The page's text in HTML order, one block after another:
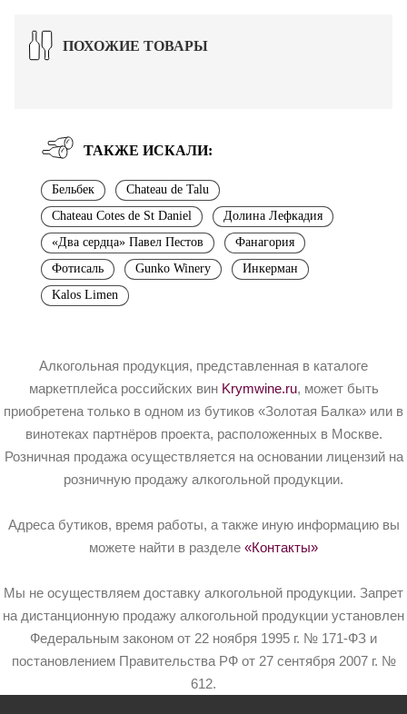
ПОХОЖИЕ ТОВАРЫ
ТАКЖЕ ИСКАЛИ:
Бельбек
Chateau de Talu
Chateau Cotes de St Daniel
Долина Лефкадия
«Два сердца» Павел Пестов
Фанагория
Фотисаль
Gunko Winery
Инкерман
Kalos Limen
Алкогольная продукция, представленная в каталоге
маркетплейса российских вин Krymwine.ru, может быть
приобретена только в одном из бутиков «Золотая Балка» или в
винотеках партнёров проекта, расположенных в Москве.
Розничная продажа осуществляется на основании лицензий на
розничную продажу алкогольной продукции.
Адреса бутиков, время работы, а также иную информацию вы
можете найти в разделе «Контакты»
Мы не осуществляем доставку алкогольной продукции. Запрет
на дистанционную продажу алкогольной продукции установлен
Федеральным законом от 22 ноября 1995 г. № 171-ФЗ и
постановлением Правительства РФ от 27 сентября 2007 г. №
612.